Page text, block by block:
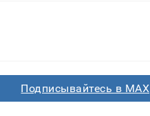
Подписывайтесь в MAX